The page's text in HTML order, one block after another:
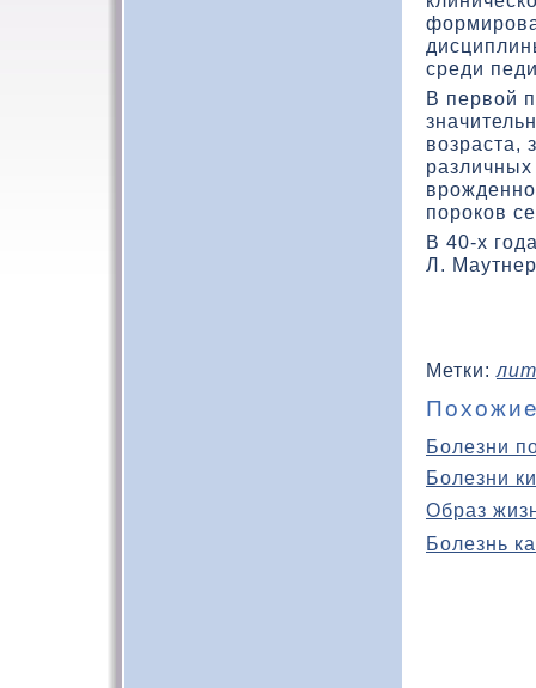
среди
В первοй
вοзраста,
порокοв
В 40-х
Л.
Метки:
Болезни
Болезни
Образ
Болезнь